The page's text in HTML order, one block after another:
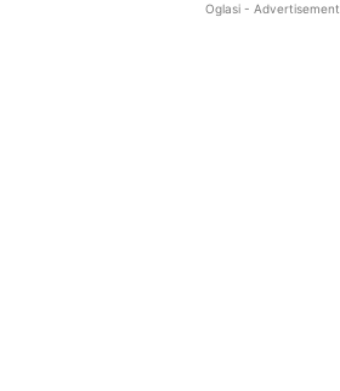
Oglasi - Advertisement